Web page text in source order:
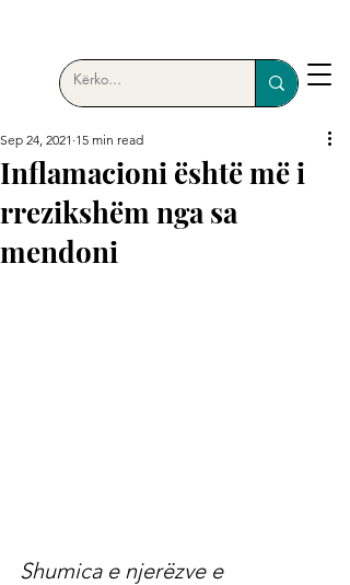
Inflamacioni është më i
rrezikshëm nga sa
mendoni
Sep 24, 2021 15 min read
Shumica e njerëzve e